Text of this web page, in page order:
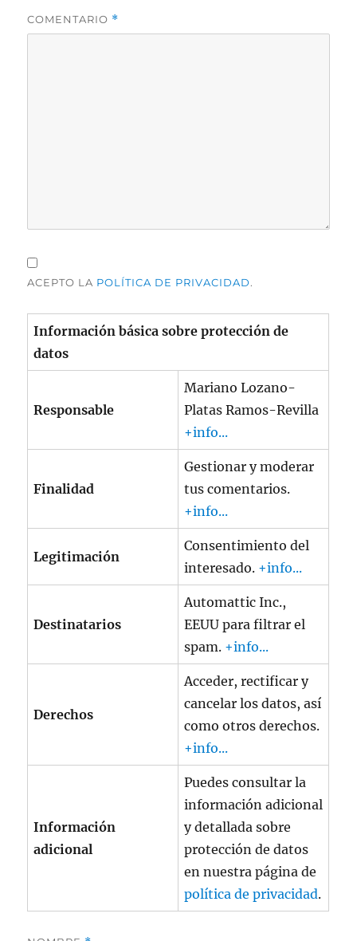
COMENTARIO *
ACEPTO LA POLÍTICA DE PRIVACIDAD.
Información básica sobre protección de
datos
Responsable
Mariano Lozano-
Platas Ramos-Revilla
+info...
Finalidad
Gestionar y moderar
tus comentarios.
+info...
Legitimación
Consentimiento del
interesado. +info...
Destinatarios
Automattic Inc.,
EEUU para filtrar el
spam. +info...
Derechos
Acceder, rectificar y
cancelar los datos, así
como otros derechos.
+info...
Información
adicional
Puedes consultar la
información adicional
y detallada sobre
protección de datos
en nuestra página de
política de privacidad.